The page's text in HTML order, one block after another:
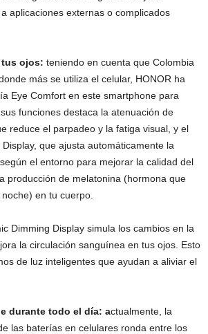
aplicaciones externas o complicados
tus ojos: teniendo en cuenta que Colombia
más se utiliza el celular, HONOR ha
Eye Comfort en este smartphone para
funciones destaca la atenuación de
reduce el parpadeo y la fatiga visual, y el
que ajusta automáticamente la
el entorno para mejorar la calidad del
producción de melatonina (hormona que
en tu cuerpo.
Dimming Display simula los cambios en la
la circulación sanguínea en tus ojos. Esto
de luz inteligentes que ayudan a aliviar el
durante todo el día: actualmente, la
las baterías en celulares ronda entre los